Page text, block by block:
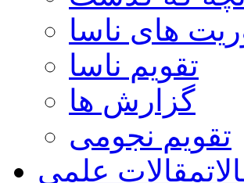
های ناسا
تقویم ناسا
گزارش ها
تقویم نجومی
مقالات علمی